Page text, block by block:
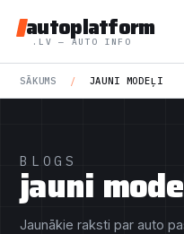
autoplatform
.LV — AUTO INFO
SĀKUMS / JAUNI MODEĻI
BLOGS
jauni
Jaunākie raksti par auto